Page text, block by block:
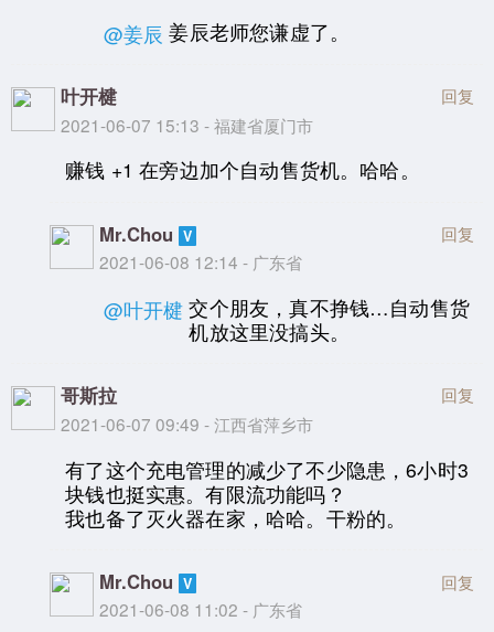
@姜辰 姜辰老师您谦虚了。
叶开楗
2021-06-07 15:13 - 福建省厦门市
回复
赚钱 +1 在旁边加个自动售货机。哈哈。
Mr.Chou
2021-06-08 12:14 - 广东省
回复
@叶开楗 交个朋友，真不挣钱…自动售货
机放这里没搞头。
哥斯拉
2021-06-07 09:49 - 江西省萍乡市
回复
有了这个充电管理的减少了不少隐患，6小时3
块钱也挺实惠。有限流功能吗？
我也备了灭火器在家，哈哈。干粉的。
Mr.Chou
2021-06-08 11:02 - 广东省
回复